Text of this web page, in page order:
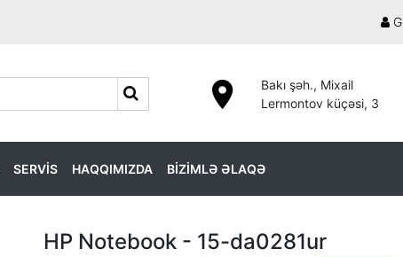
Bakı şəh., Mixail
Lermontov küçəsi, 3
SERVİS HAQQIMIZDA BİZİMLƏ ƏLAQƏ
HP Notebook - 15-da0281ur